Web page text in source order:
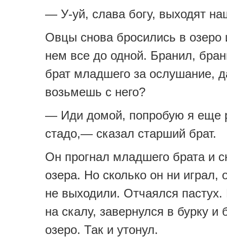
— У-уй, слава богу, выходят
Овцы снова бросились в озеро
нем все до одной. Бранил,
брат младшего за ослушание,
возьмешь с него?
— Иди домой, попробую я еще
стадо,— сказал старший брат.
Он прогнал младшего брата и
озера. Но сколько он ни
не выходили. Отчаялся
на скалу, завернулся в бурку и
озеро. Так и утонул.